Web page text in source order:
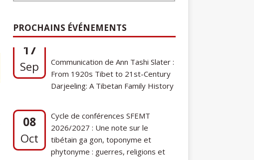
PROCHAINS ÉVÉNEMENTS
Sep
Communication de Ann Tashi Slater :
From 1920s Tibet to 21st-Century
Cycle de conférences SFEMT
2026/2027 : Une note sur le
phytonyme : guerres, religions et
cucurbitacées sur les routes de la
soie